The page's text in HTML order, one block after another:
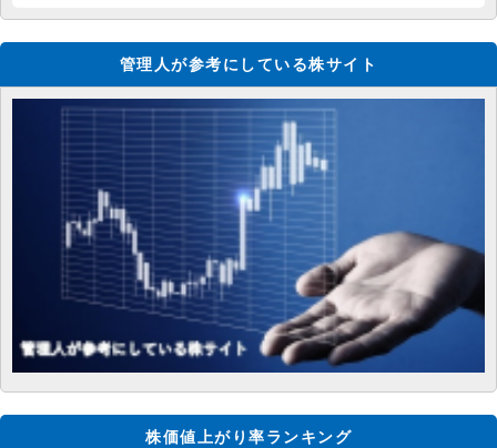
管理人が参考にしている株サイト
株価値上がり率ランキング